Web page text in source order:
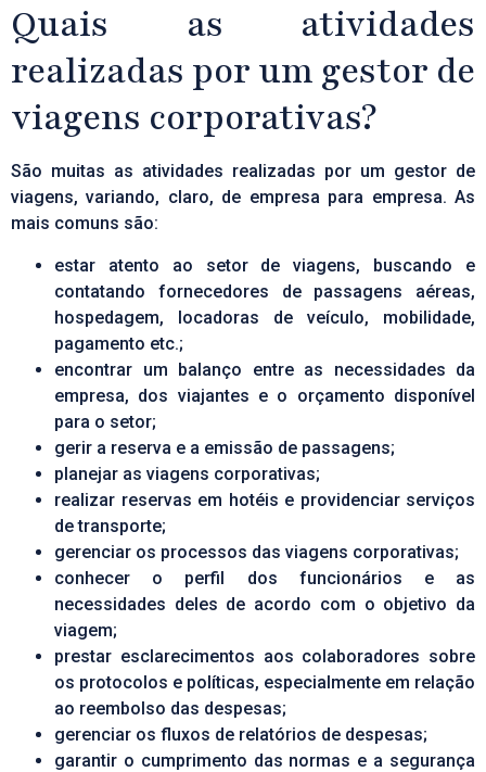
Quais as atividades
realizadas por um gestor de
viagens corporativas?
São muitas as atividades realizadas por um gestor de
viagens, variando, claro, de empresa para empresa. As
mais comuns são:
estar atento ao setor de viagens, buscando e
contatando fornecedores de passagens aéreas,
hospedagem, locadoras de veículo, mobilidade,
pagamento etc.;
encontrar um balanço entre as necessidades da
empresa, dos viajantes e o orçamento disponível
para o setor;
gerir a reserva e a emissão de passagens;
planejar as viagens corporativas;
realizar reservas em hotéis e providenciar serviços
de transporte;
gerenciar os processos das viagens corporativas;
conhecer o perfil dos funcionários e as
necessidades deles de acordo com o objetivo da
viagem;
prestar esclarecimentos aos colaboradores sobre
os protocolos e políticas, especialmente em relação
ao reembolso das despesas;
gerenciar os fluxos de relatórios de despesas;
garantir o cumprimento das normas e a segurança